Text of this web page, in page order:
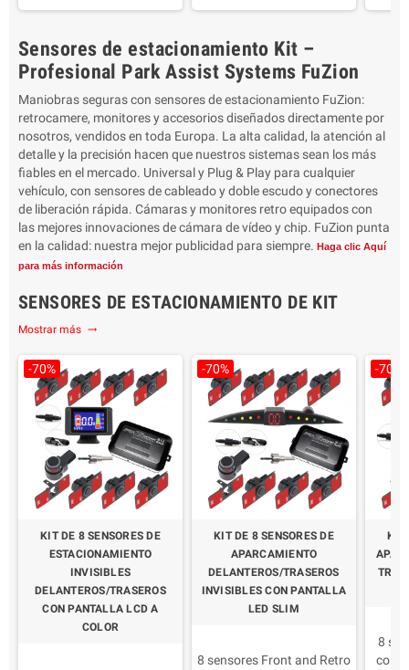
Compatibilidad: Faros y
Color: blanco 6000K
Ventajas: Más luz en todas
las condiciones de
carretera/clima
Embalaje: 2 lámparas
Garantía: 3 años Italiano
Duración hasta 15 años
Sensores de estacionamiento Kit –
Profesional Park Assist Systems FuZion
Maniobras seguras con sensores de estacionamiento FuZion:
retrocamere, monitores y accesorios diseñados directamente por
nosotros, vendidos en toda Europa. La alta calidad, la atención al
detalle y la precisión hacen que nuestros sistemas sean los más
fiables en el mercado. Universal y Plug & Play para cualquier
vehículo, con sensores de cableado y doble escudo y conectores
de liberación rápida. Cámaras y monitores retro equipados con
las mejores innovaciones de cámara de vídeo y chip. FuZion punta
en la calidad: nuestra mejor publicidad para siempre. Haga clic Aquí
para más información
SENSORES DE ESTACIONAMIENTO DE KIT
Mostrar más trending_flat
-70%
KIT DE 8 SENSORES DE
ESTACIONAMIENTO
INVISIBLES
DELANTEROS/TRASEROS
CON PANTALLA LCD A
COLOR
-70%
KIT DE 8 SENSORES DE
APARCAMIENTO
DELANTEROS/TRASEROS
INVISIBLES CON PANTALLA
LED SLIM
8 sensores Front and Retro
-70%
KIT
8
con